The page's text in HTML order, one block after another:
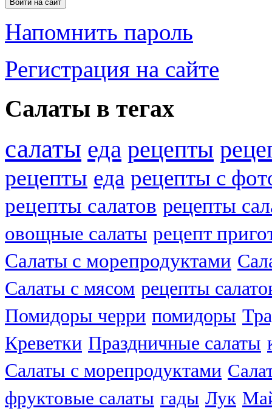
Напомнить пароль
Регистрация на сайте
Салаты в тегах
салаты еда рецепты
рецепты еда рецепты с
рецепты салатов рецепты
овощные салаты рецепт
Салаты с морепродуктами
Салаты с мясом рецепты
Помидоры черри помидоры
Креветки Праздничные салаты
Салаты с морепродуктами
фруктовые салаты гады Лук